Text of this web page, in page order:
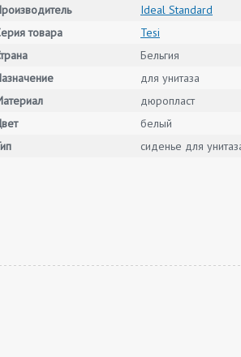
Ideal Standard
товара
Tesi
Бельгия
для унитаза
дюропласт
белый
сиденье для